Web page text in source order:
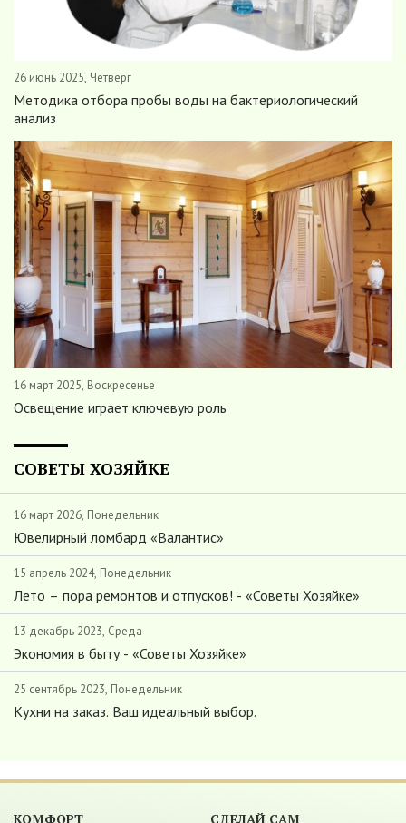
26 июнь 2025, Четверг
Методика отбора пробы воды на бактериологический
анализ
16 март 2025, Воскресенье
Освещение играет ключевую роль
СОВЕТЫ ХОЗЯЙКЕ
16 март 2026, Понедельник
Ювелирный ломбард «Валантис»
15 апрель 2024, Понедельник
Лето – пора ремонтов и отпусков! - «Советы Хозяйке»
13 декабрь 2023, Среда
Экономия в быту - «Советы Хозяйке»
25 сентябрь 2023, Понедельник
Кухни на заказ. Ваш идеальный выбор.
КОМФОРТ СДЕЛАЙ САМ